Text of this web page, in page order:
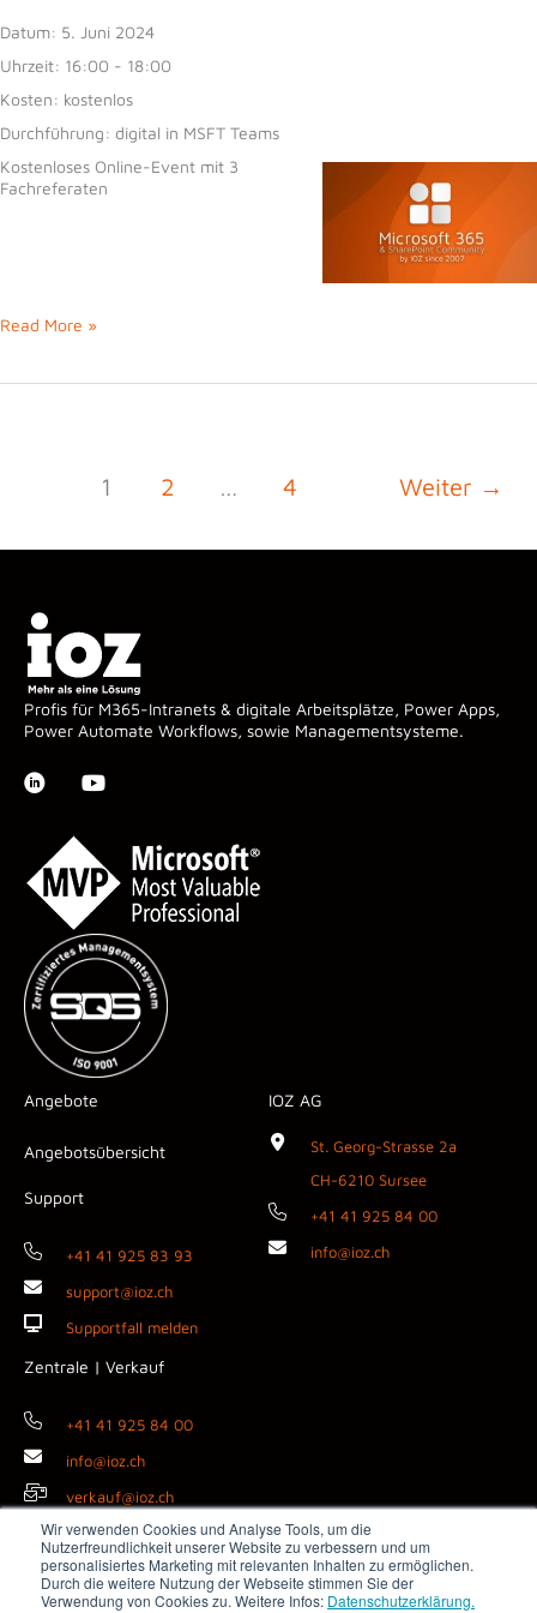
Wir verwenden Cookies und Analyse Tools, um die
Nutzerfreundlichkeit unserer Website zu verbessern und um
personalisiertes Marketing mit relevanten Inhalten zu ermöglichen.
Durch die weitere Nutzung der Webseite stimmen Sie der
Verwendung von Cookies zu. Weitere Infos: Datenschutzerklärung.
Datum: 5. Juni 2024
Uhrzeit: 16:00 - 18:00
Kosten: kostenlos
Durchführung: digital in MSFT Teams
Kostenloses Online-Event mit 3
Fachreferaten
74.
und
Read More »
1 2 … 4 Weiter →
Profis für M365-Intranets & digitale Arbeitsplätze, Power Apps,
Power Automate Workflows, sowie Managementsysteme.
Angebote
Angebotsübersicht
Support
+41 41 925 83 93
support@ioz.ch
Supportfall melden
Zentrale | Verkauf
+41 41 925 84 00
info@ioz.ch
verkauf@ioz.ch
IOZ AG
St. Georg-Strasse 2a
CH-6210 Sursee
+41 41 925 84 00
info@ioz.ch
Copyright © 2026 IOZ AG ·Impressum·Datenschutz · AGB